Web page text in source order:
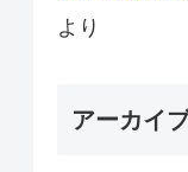
より
アーカイ